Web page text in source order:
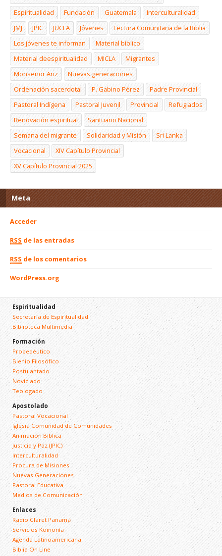
Espiritualidad
Fundación Guatemala
Interculturalidad
JMJ
JPIC JUCLA Jóvenes
Lectura Comunitaria de la Biblia
Los jóvenes te informan
Material bíblico
Material deespiritualidad
MICLA
Migrantes
Monseñor Ariz
Nuevas generaciones
Ordenación sacerdotal
P. Gabino Pérez
Padre Provincial
Pastoral Indígena
Pastoral Juvenil Provincial
Refugiados
Renovación espiritual
Santuario Nacional
Semana del migrante
Solidaridad y Misión
Sri Lanka
Vocacional
XIV Capítulo Provincial
XV Capítulo Provincial 2025
Meta
Acceder
RSS de las entradas
RSS de los comentarios
WordPress.org
Espiritualidad
Secretaría de Espiritualidad
Biblioteca Multimedia
Formación
Propedéutico
Bienio Filosófico
Postulantado
Noviciado
Teologado
Apostolado
Pastoral Vocacional
Iglesia Comunidad de Comunidades
Animación Bíblica
Justicia y Paz (JPIC)
Interculturalidad
Procura de Misiones
Nuevas Generaciones
Pastoral Educativa
Medios de Comunicación
Enlaces
Radio Claret Panamá
Servicios Koinonía
Agenda Latinoamericana
Biblia On Line